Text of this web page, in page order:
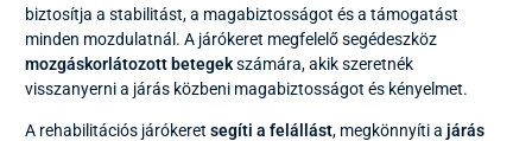
biztosítja a stabilitást, a magabiztosságot és a támogatást
minden mozdulatnál. A járókeret megfelelő segédeszköz
mozgáskorlátozott betegekszámára, akik szeretnék
visszanyerni a járás közbeni magabiztosságot és kényelmet.
A rehabilitációs járókeret segíti a felállást, megkönnyíti a járás